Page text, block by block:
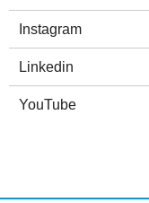
Instagram
Linkedin
YouTube